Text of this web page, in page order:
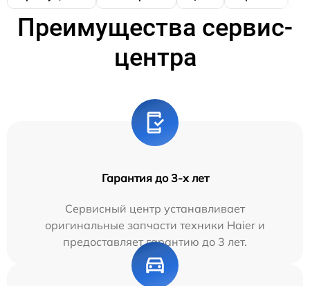
Преимущества сервис-
центра
Гарантия до 3-х лет
Сервисный центр устанавливает
оригинальные запчасти техники Haier и
предоставляет гарантию до 3 лет.